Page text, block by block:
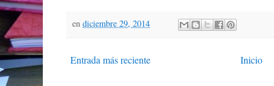
en diciembre 29, 2014
Entrada más reciente Inicio